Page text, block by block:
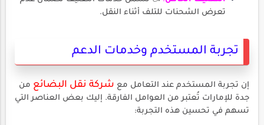
تعرض الشحنات للتلف أثناء النقل.
تجربة المستخدم وخدمات الدعم
إن تجربة المستخدم عند التعامل مع شركة نقل البضائع من
جدة للإمارات تُعتبر من العوامل الفارقة. إليك بعض العناصر التي
تسهم في تحسين هذه التجربة: